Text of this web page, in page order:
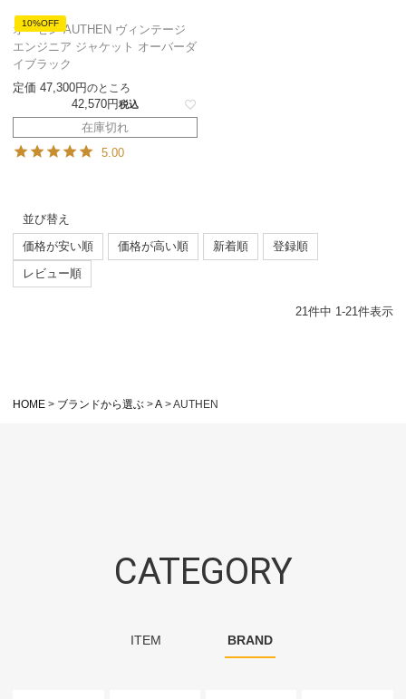
10%OFF
オーセン AUTHEN ヴィンテージ
エンジニア ジャケット オーバーダ
イブラック
定価 47,300 のところ
42,570 税込
在庫切れ
5.00
並び替え
価格が安い順
価格が高い順 新着順
登録順
レビュー順
21件中 1-21件表示
HOME ブランドから選ぶ A AUTHEN
CATEGORY
ITEM BRAND